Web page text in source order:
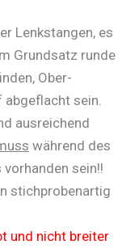
Lenkstangen, es
Grundsatz runde
Ober-
sein.
ausreichend
während des
sein!!
stichprobenartig
und nicht breiter